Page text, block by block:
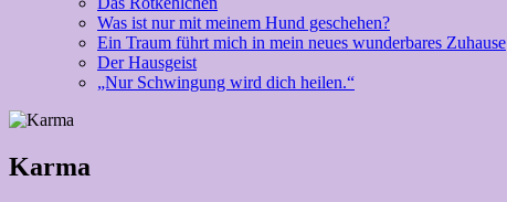
Was ist nur mit meinem Hund geschehen?
Ein Traum führt mich in mein neues wunderbares Zuhause
Der Hausgeist
„Nur Schwingung wird dich heilen.“
Karma